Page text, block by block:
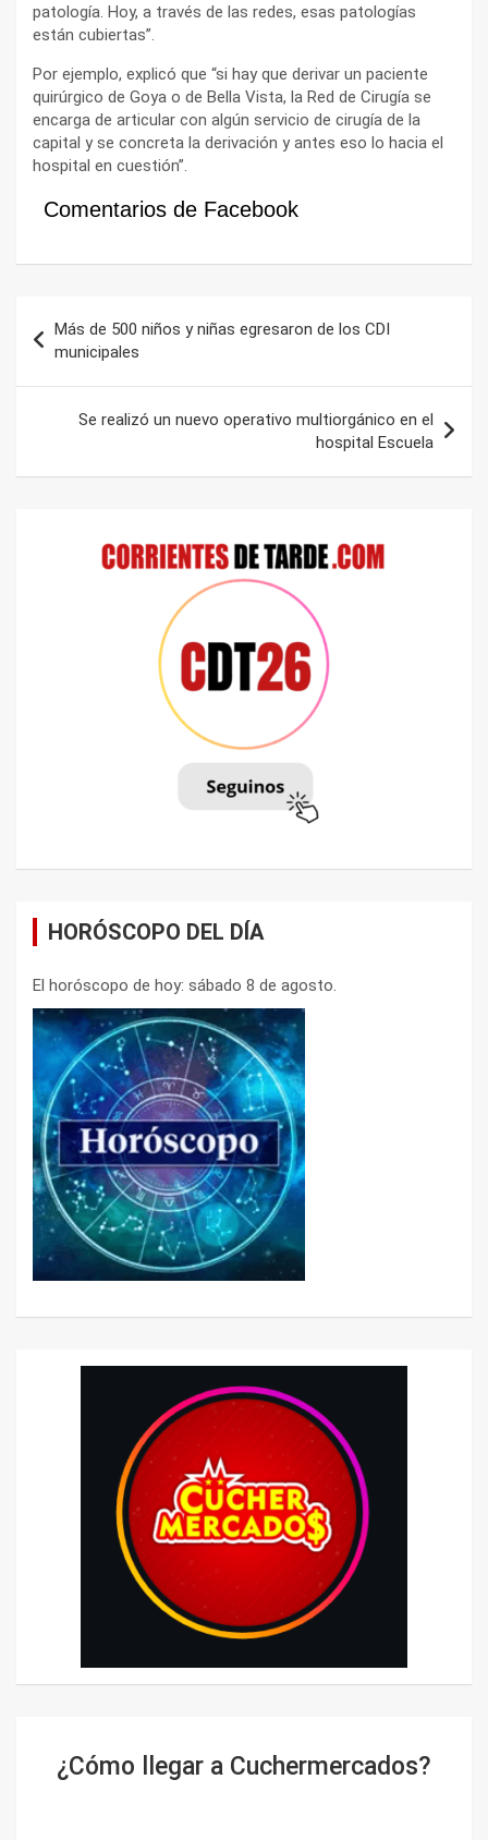
patología. Hoy, a través de las redes, esas patologías
están cubiertas”.
Por ejemplo, explicó que “si hay que derivar un paciente
quirúrgico de Goya o de Bella Vista, la Red de Cirugía se
encarga de articular con algún servicio de cirugía de la
capital y se concreta la derivación y antes eso lo hacia el
hospital en cuestión”.
Comentarios de Facebook
de
entradas
Más de 500 niños y niñas egresaron de los CDI
municipales
Se realizó un nuevo operativo multiorgánico en el
hospital Escuela
HORÓSCOPO DEL DÍA
El horóscopo de hoy: sábado 8 de agosto.
¿Cómo llegar a Cuchermercados?